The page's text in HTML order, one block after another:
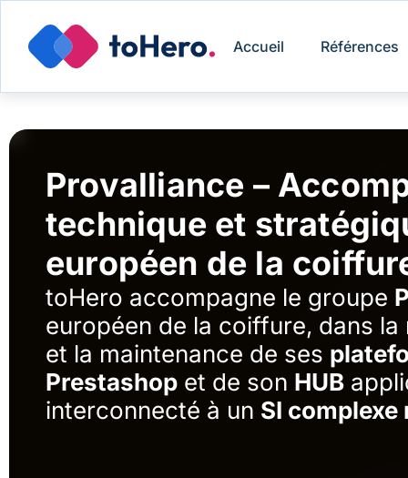
Accueil Références
Provalliance –
technique et
européen de la
toHero accompagne le groupe
européen de la coiffure, dans la
et la maintenance de ses
Prestashop et de son HUB
interconnecté à un SI